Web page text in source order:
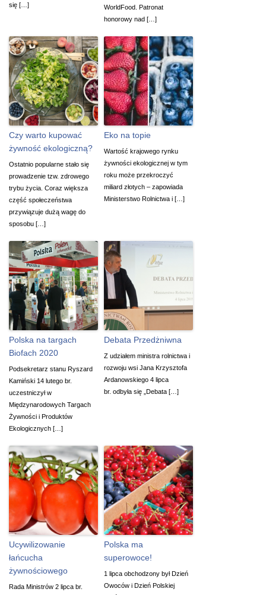
się […]
WorldFood. Patronat
honorowy nad […]
Czy warto kupować
żywność ekologiczną?
Ostatnio popularne stało się
prowadzenie tzw. zdrowego
trybu życia. Coraz większa
część społeczeństwa
przywiązuje dużą wagę do
sposobu […]
Eko na topie
Wartość krajowego rynku
żywności ekologicznej w tym
roku może przekroczyć
miliard złotych – zapowiada
Ministerstwo Rolnictwa i […]
Polska na targach
Biofach 2020
Podsekretarz stanu Ryszard
Kamiński 14 lutego br.
uczestniczył w
Międzynarodowych Targach
Żywności i Produktów
Ekologicznych […]
Debata Przedżniwna
Z udziałem ministra rolnictwa i
rozwoju wsi Jana Krzysztofa
Ardanowskiego 4 lipca
br. odbyła się „Debata […]
Ucywilizowanie
łańcucha
żywnościowego
Rada Ministrów 2 lipca br.
Polska ma
superowoce!
1 lipca obchodzony był Dzień
Owoców i Dzień Polskiej